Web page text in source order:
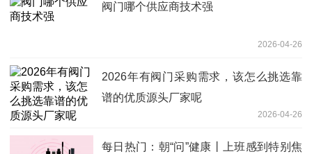
阀门哪个供应商技术强
2026-04-26
2026年有阀门采购需求，该怎么挑选靠
谱的优质源头厂家呢
2026-04-26
每日热门：朝“问”健康丨上班感到特别焦